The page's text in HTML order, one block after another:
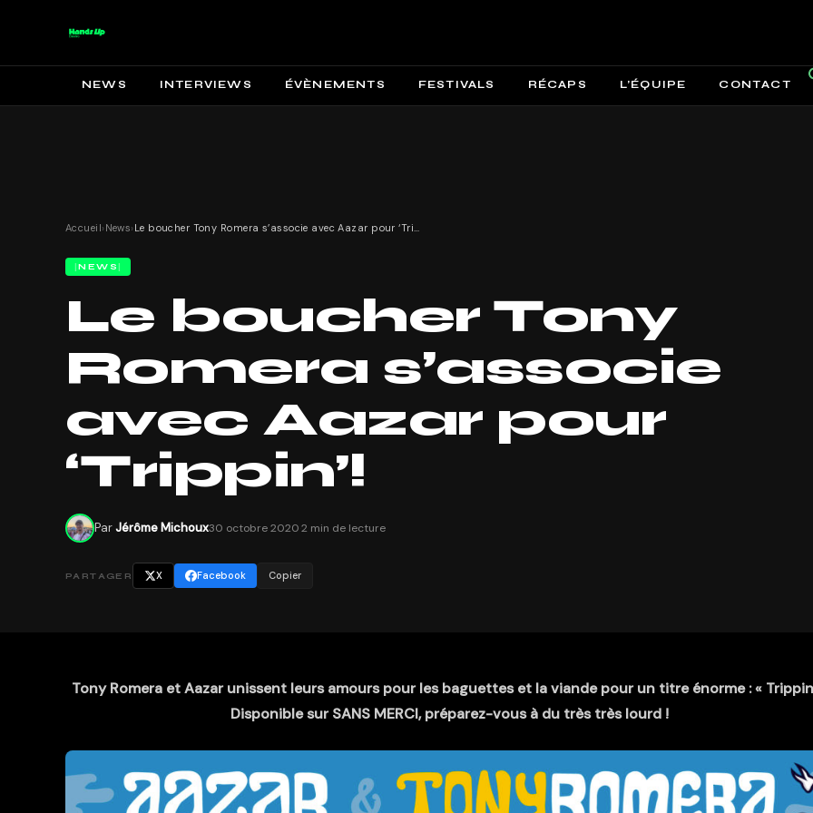
NEWS INTERVIEWS ÉVÈNEMENTS FESTIVALS RÉCAPS L’ÉQUIPE CONTACT
Accueil› News› Le boucher Tony Romera s’associe avec Aazar pour ‘Trippin’!
NEWS
Le boucher Tony
Romera s’associe
avec Aazar pour
‘Trippin’!
ParJérôme Michoux30 octobre 20202 min de lecture
PARTAGER X Facebook Copier
Tony Romera et Aazar unissent leurs amours pour les baguettes et la viande pour un titre énorme : «
Disponible sur SANS MERCI, préparez-vous à du très très lourd !